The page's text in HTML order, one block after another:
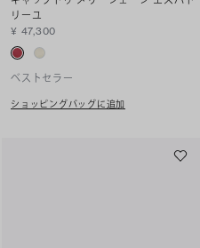
リーユ
¥ 47,300
ベストセラー
ショッピングバッグに追加